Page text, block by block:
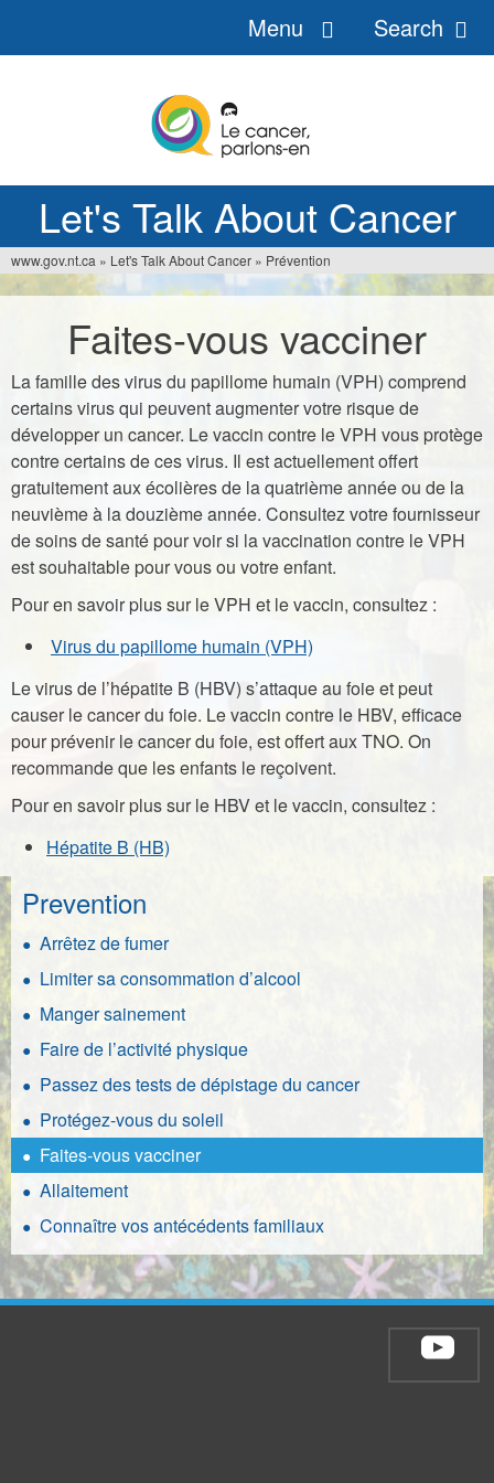
Let's Talk About Cancer
Menu Search
You
www.gov.nt.ca » Let's Talk About Cancer » Prévention
Faites-vous vacciner
La famille des virus du papillome humain (VPH) comprend
certains virus qui peuvent augmenter votre risque de
développer un cancer. Le vaccin contre le VPH vous protège
contre certains de ces virus. Il est actuellement offert
gratuitement aux écolières de la quatrième année ou de la
neuvième à la douzième année. Consultez votre fournisseur
de soins de santé pour voir si la vaccination contre le VPH
est souhaitable pour vous ou votre enfant.
Pour en savoir plus sur le VPH et le vaccin, consultez :
Virus du papillome humain (VPH)
Le virus de l’hépatite B (HBV) s’attaque au foie et peut
causer le cancer du foie. Le vaccin contre le HBV, efficace
pour prévenir le cancer du foie, est offert aux TNO. On
recommande que les enfants le reçoivent.
Pour en savoir plus sur le HBV et le vaccin, consultez :
Hépatite B (HB)
Prevention
Arrêtez de fumer
Limiter sa consommation d’alcool
Manger sainement
Faire de l’activité physique
Passez des tests de dépistage du cancer
Protégez-vous du soleil
Faites-vous vacciner
Allaitement
Connaître vos antécédents familiaux